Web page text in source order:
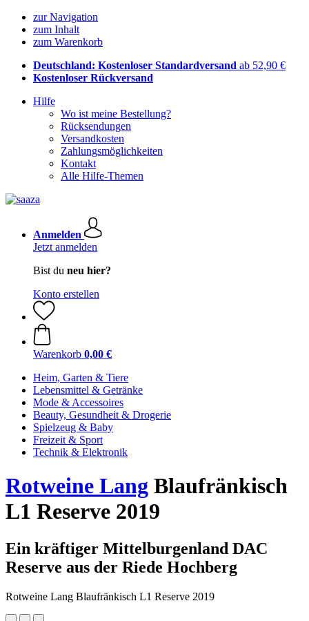
zur Navigation
zum Inhalt
zum Warenkorb
Deutschland: Kostenloser Standardversand ab 52,90 €
Kostenloser Rückversand
Hilfe
Wo ist meine Bestellung?
Rücksendungen
Versandkosten
Zahlungsmöglichkeiten
Kontakt
Alle Hilfe-Themen
Anmelden
Jetzt anmelden
Bist du neu hier?
Konto erstellen
Warenkorb 0,00 €
Heim, Garten & Tiere
Lebensmittel & Getränke
Mode & Accessoires
Beauty, Gesundheit & Drogerie
Spielzeug & Baby
Freizeit & Sport
Technik & Elektronik
Rotweine Lang Blaufränkisch
L1 Reserve 2019
Ein kräftiger Mittelburgenland DAC
Reserve aus der Riede Hochberg
Rotweine Lang Blaufränkisch L1 Reserve 2019